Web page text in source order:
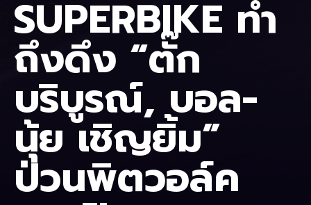
SUPERBIKE ทำ
ถึงดึง “ตั๊ก
บริบูรณ์, บอล-
นุ้ย เชิญยิ้ม”
ป่วนพิตวอล์ค